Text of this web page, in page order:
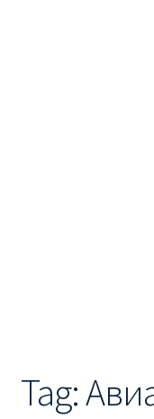
RYANAIR ИЗ РИГИ
Tag: